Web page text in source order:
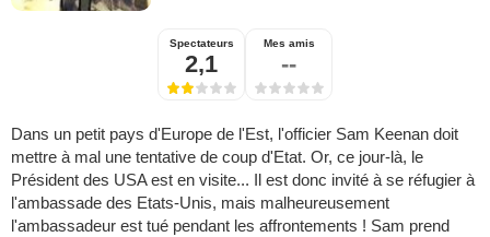
Spectateurs
2,1
Mes amis
--
Dans un petit pays d'Europe de l'Est, l'officier Sam Keenan doit
mettre à mal une tentative de coup d'Etat. Or, ce jour-là, le
Président des USA est en visite... Il est donc invité à se réfugier à
l'ambassade des Etats-Unis, mais malheureusement
l'ambassadeur est tué pendant les affrontements ! Sam prend